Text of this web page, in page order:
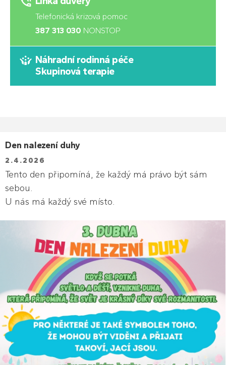
Telefonická krizová pomoc
387 313 030 NONSTOP
Náhradní rodinná péče
Skupinová terapie
Den nalezení duhy
2.4.2026
Tento den připomíná, že každý má právo být sám
sebou.
U nás má každý své místo.